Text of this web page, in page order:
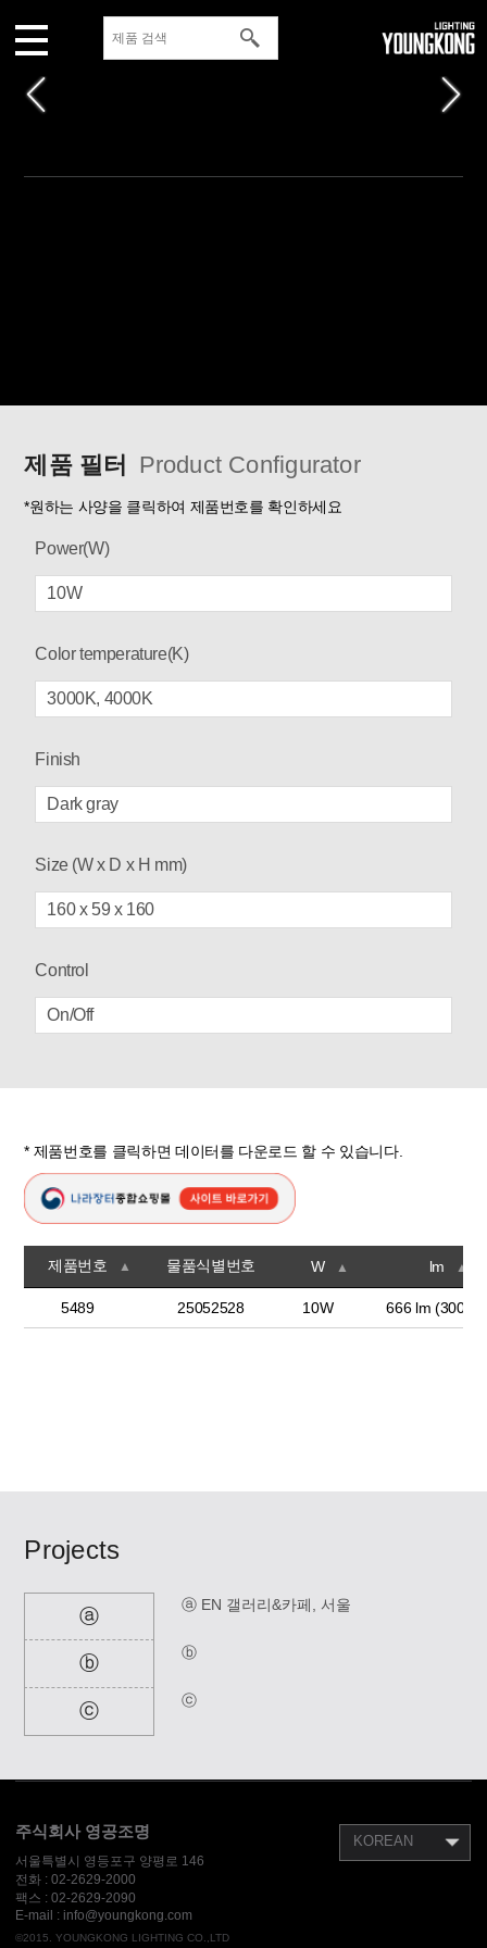
제품 필터 Product Configurator
*원하는 사양을 클릭하여 제품번호를 확인하세요
Power(W)
10W
Color temperature(K)
3000K, 4000K
Finish
Dark gray
Size (W x D x H mm)
160 x 59 x 160
Control
On/Off
* 제품번호를 클릭하면 데이터를 다운로드 할 수 있습니다.
제품번호 ▲ 물품식별번호 W ▲ lm ▲
5489 25052528 10W 666 lm (3000K)
Projects
ⓐ
ⓐ EN 갤러리&카페, 서울
ⓑ ⓑ
ⓒ ⓒ
주식회사 영공조명
서울특별시 영등포구 양평로 146
전화 : 02-2629-2000
팩스 : 02-2629-2090
E-mail : info@youngkong.com
©2015. YOUNGKONG LIGHTING CO.,LTD
KOREAN